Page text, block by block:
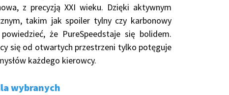
z precyzją XXI wieku. Dzięki aktywnym
takim jak spoiler tylny czy karbonowy
że PureSpeedstaje się bolidem.
się od otwartych przestrzeni tylko potęguje
każdego kierowcy.
wybranych